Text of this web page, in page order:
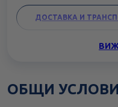
ОБЩИ
ДОСТАВКА И
ВРЪЩАНЕНЕ И